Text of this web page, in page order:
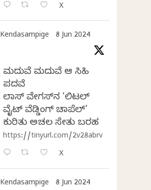
X
Kendasampige 8 Jun 2024
ಮದುವೆ ಮದುವೆ ಆ ಸಿಹಿ
ಪದವೆ
ಲಾಸ್‌ ವೇಗಸ್‌ನ ‘ಲಿಟಲ್
ವೈಟ್ ವೆಡ್ಡಿಂಗ್ ಚಾಪೆಲ್’
ಕುರಿತು ಅಚಲ ಸೇತು ಬರಹ
https://tinyurl.com/2v28abrv
X
Kendasampige 8 Jun 2024